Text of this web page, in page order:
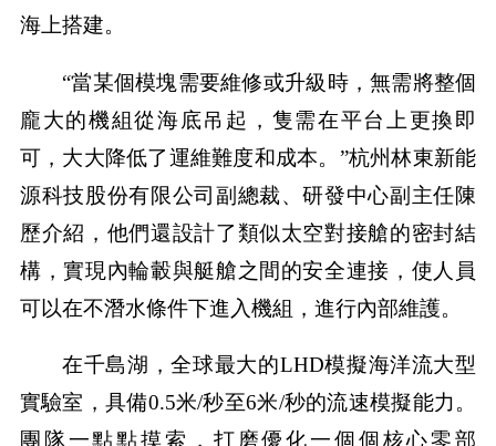
海上搭建。
“當某個模塊需要維修或升級時，無需將整個
龐大的機組從海底吊起，隻需在平台上更換即
可，大大降低了運維難度和成本。”杭州林東新能
源科技股份有限公司副總裁、研發中心副主任陳
歷介紹，他們還設計了類似太空對接艙的密封結
構，實現內輪轂與艇艙之間的安全連接，使人員
可以在不潛水條件下進入機組，進行內部維護。
在千島湖，全球最大的LHD模擬海洋流大型
實驗室，具備0.5米/秒至6米/秒的流速模擬能力。
團隊一點點摸索，打磨優化一個個核心零部